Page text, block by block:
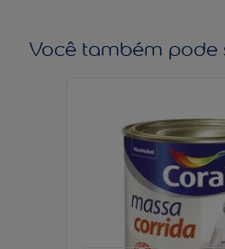
Você também pode